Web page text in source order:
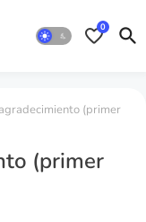
0
(primer
(primer